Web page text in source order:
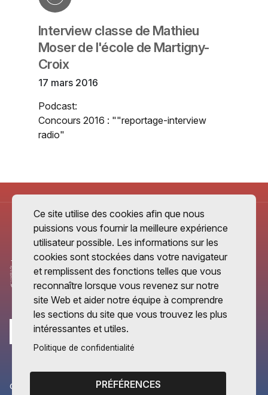
Interview classe de Mathieu
Moser de l'école de Martigny-
Croix
17 mars 2016
Podcast:
Concours 2016 : ""reportage-interview
radio"
CANTONS PARTENAIRES
Ce site utilise des cookies afin que nous
puissions vous fournir la meilleure expérience
utilisateur possible. Les informations sur les
cookies sont stockées dans votre navigateur
et remplissent des fonctions telles que vous
reconnaître lorsque vous revenez sur notre
site Web et aider notre équipe à comprendre
les sections du site que vous trouvez les plus
intéressantes et utiles.
Politique de confidentialité
PRÉFÉRENCES